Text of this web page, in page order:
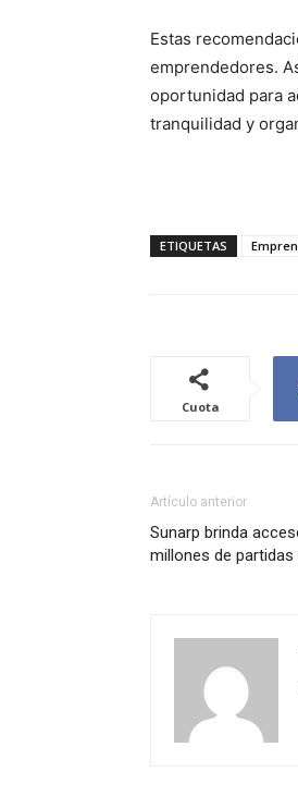
Estas
emprendedores.
oportunidad para
tranquilidad y
ETIQUETAS
Cuota
Artículo anterior
Sunarp brinda
millones de